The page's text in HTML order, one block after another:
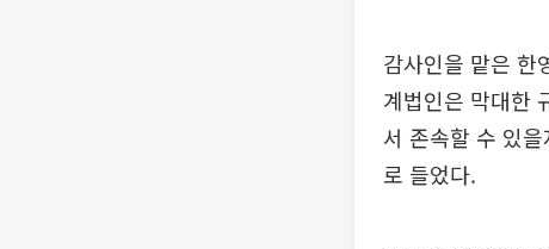
감사인을 맡은 한
계법인은 막대한
서 존속할 수 있
로 들었다.